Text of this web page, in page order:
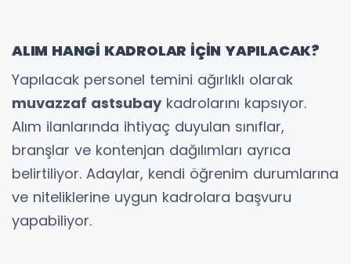
ALIM HANGİ KADROLAR İÇİN YAPILACAK?
Yapılacak personel temini ağırlıklı olarak
muvazzaf astsubaykadrolarını kapsıyor.
Alım ilanlarında ihtiyaç duyulan sınıflar,
branşlar ve kontenjan dağılımları ayrıca
belirtiliyor. Adaylar, kendi öğrenim durumlarına
ve niteliklerine uygun kadrolara başvuru
yapabiliyor.